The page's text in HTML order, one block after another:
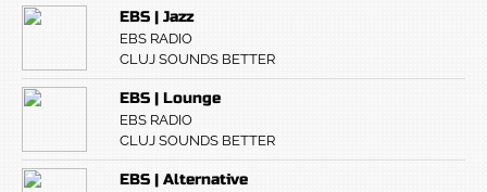
EBS | Jazz
EBS RADIO
CLUJ SOUNDS BETTER
EBS | Lounge
EBS RADIO
CLUJ SOUNDS BETTER
EBS | Alternative